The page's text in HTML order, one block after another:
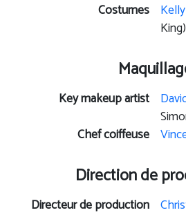
Costumes
King)
Key makeup artist
Chef coiffeuse
Direction de
Directeur de production